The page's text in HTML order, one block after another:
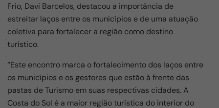
Frio, Davi Barcelos, destacou a importância de
estreitar laços entre os municípios e de uma atuação
coletiva para fortalecer a região como destino
turístico.
“Este encontro marca o fortalecimento dos laços entre
os municípios e os gestores que estão à frente das
pastas de Turismo em suas respectivas cidades. A
Costa do Sol é a maior região turística do interior do